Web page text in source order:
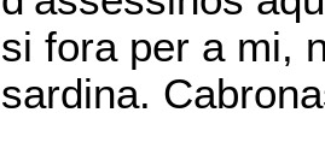
si fora per a mi,
sardina.